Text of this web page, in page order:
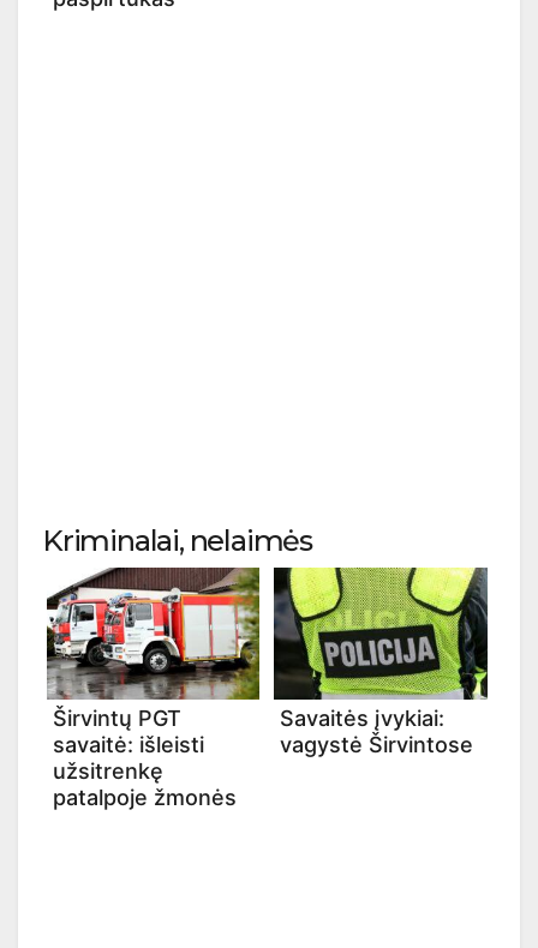
Kriminalai, nelaimės
Širvintų PGT
savaitė: išleisti
užsitrenkę
patalpoje žmonės
Savaitės įvykiai:
vagystė Širvintose